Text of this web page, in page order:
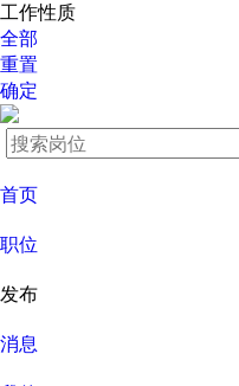
工作性质
全部
重置
确定
首页
职位
发布
消息